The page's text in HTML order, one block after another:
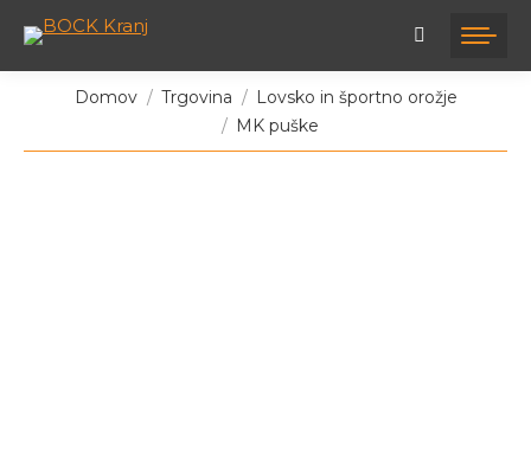
Tukaj ste:Domov Trgovina
Lovsko in športno orožje
MK puške